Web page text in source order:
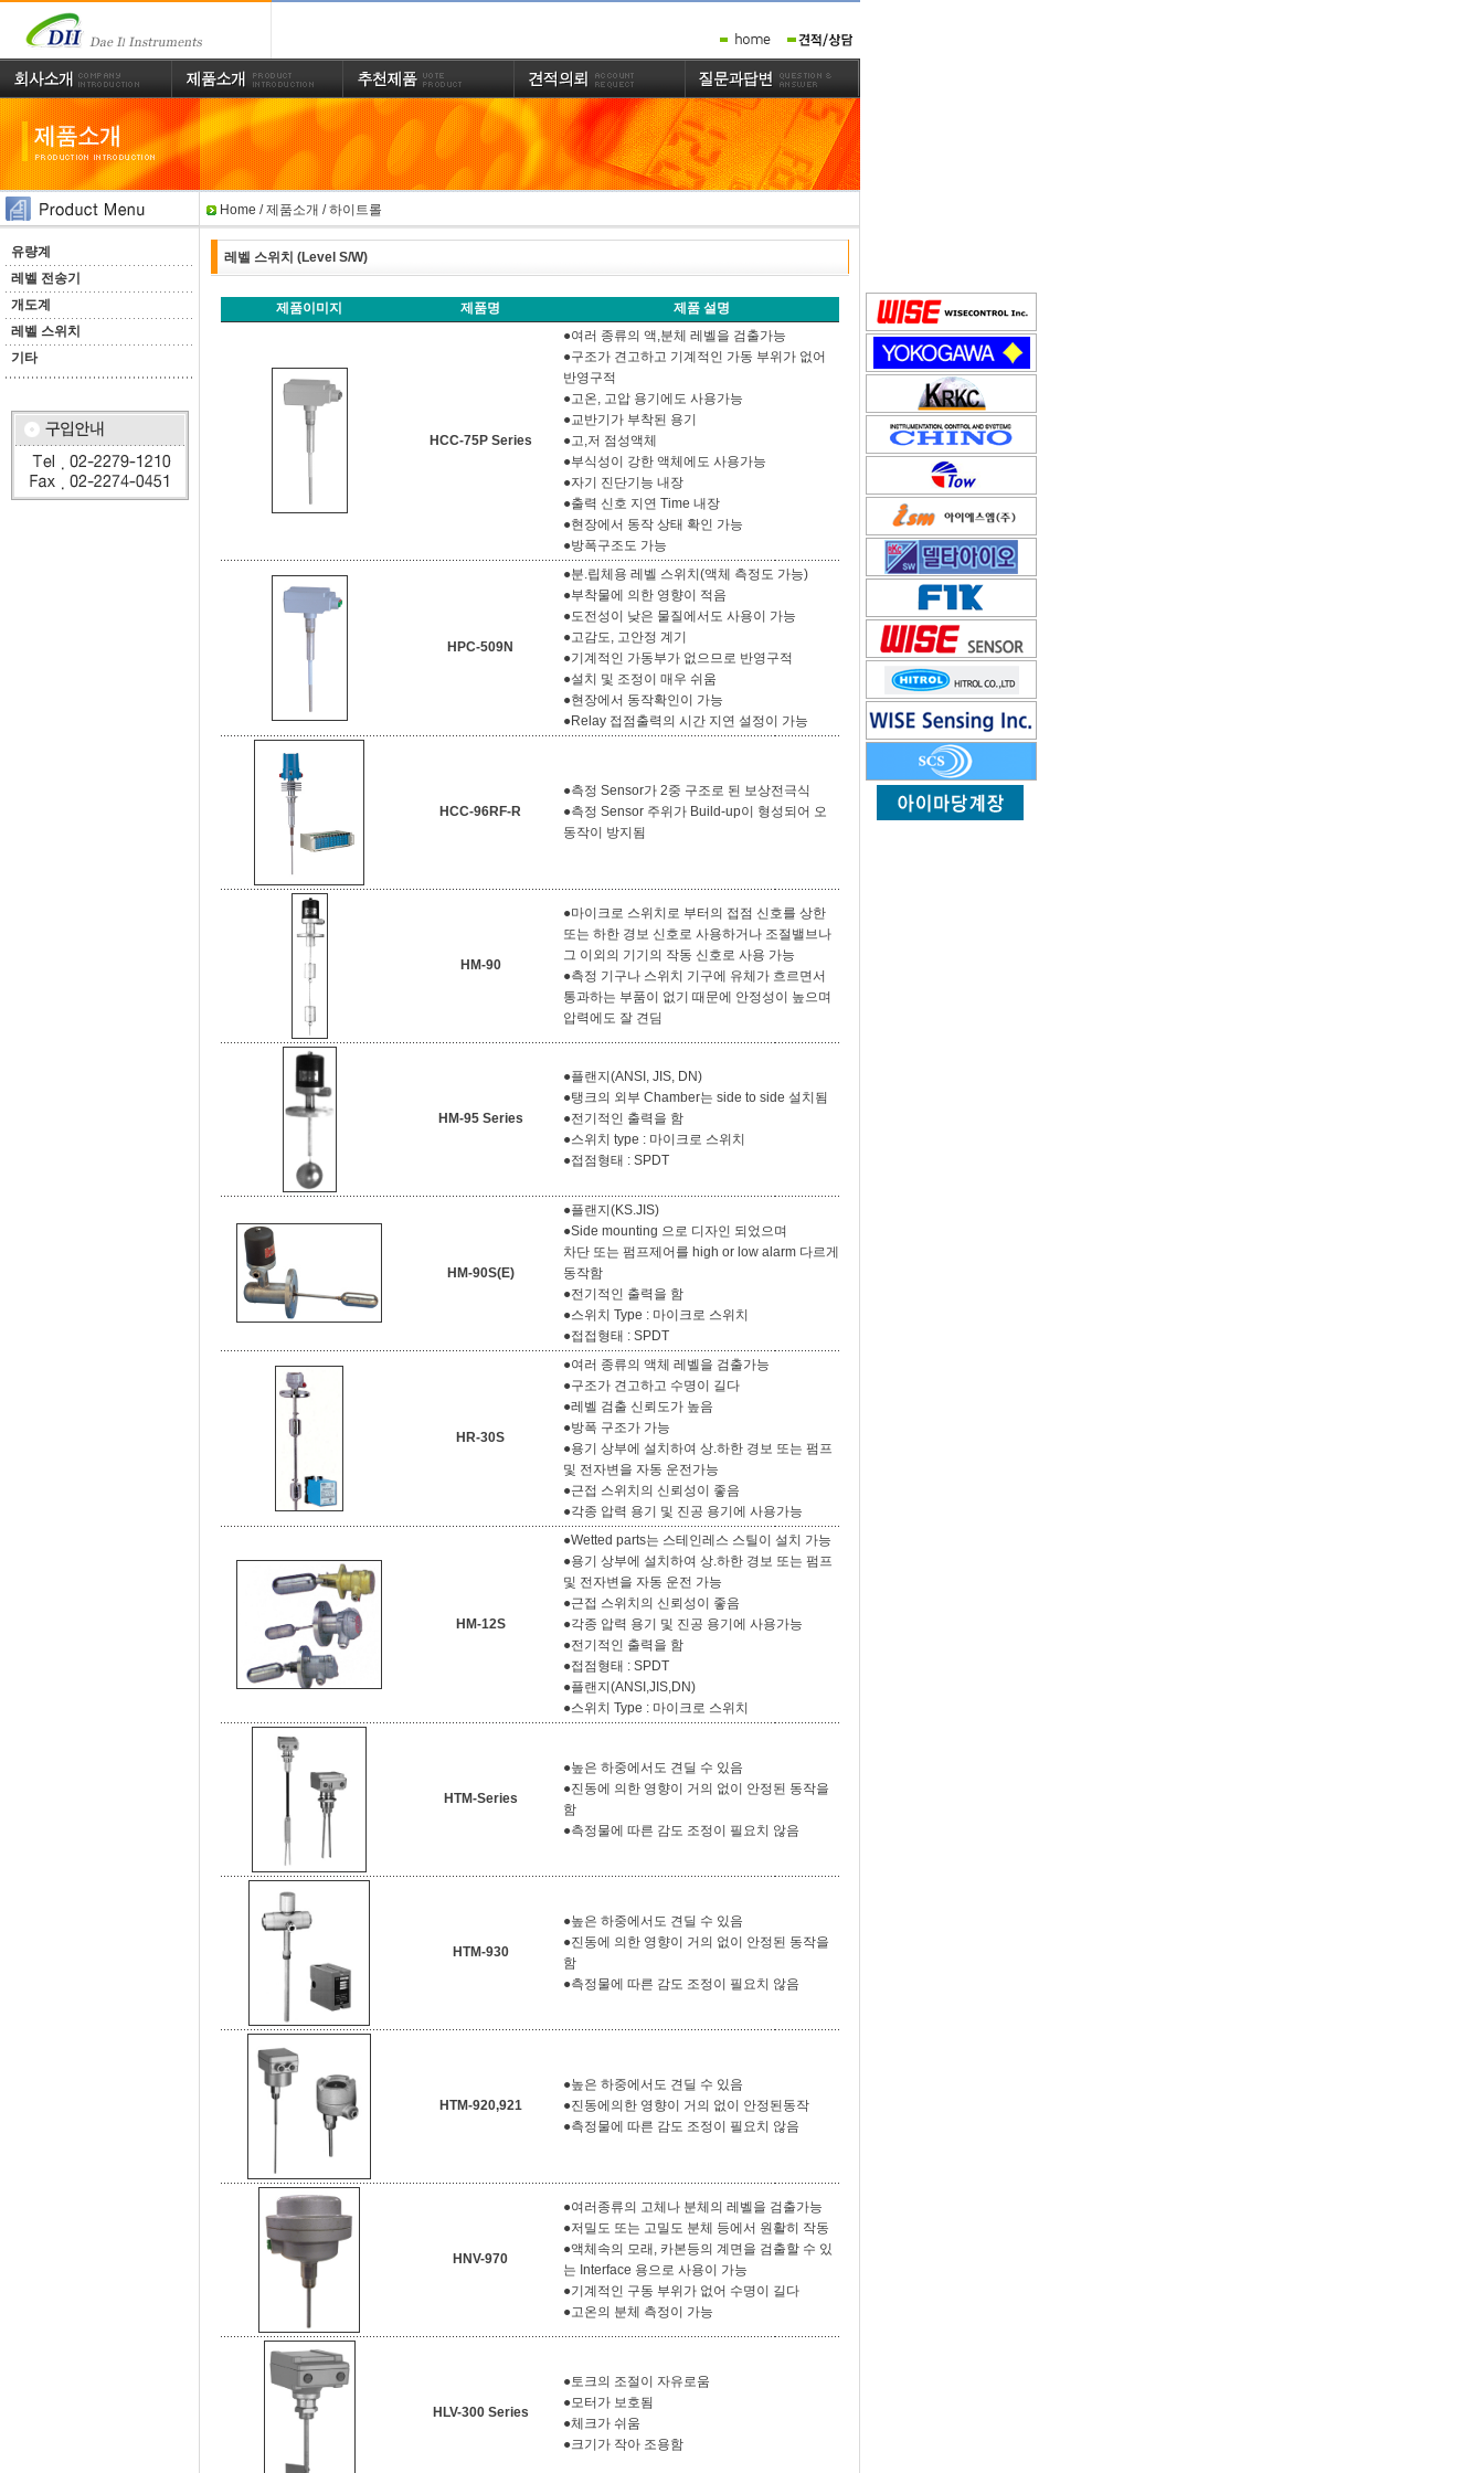
Home / 제품소개 / 하이트롤
유량계
레벨 전송기
개도계
레벨 스위치
기타
레벨 스위치 (Level S/W)
제품이미지 제품명 제품 설명
HCC-75P Series
●여러 종류의 액,분체 레벨을 검출가능
●구조가 견고하고 기계적인 가동 부위가 없어
반영구적
●고온, 고압 용기에도 사용가능
●교반기가 부착된 용기
●고,저 점성액체
●부식성이 강한 액체에도 사용가능
●자기 진단기능 내장
●출력 신호 지연 Time 내장
●현장에서 동작 상태 확인 가능
●방폭구조도 가능
HPC-509N
●분.립체용 레벨 스위치(액체 측정도 가능)
●부착물에 의한 영향이 적음
●도전성이 낮은 물질에서도 사용이 가능
●고감도, 고안정 계기
●기계적인 가동부가 없으므로 반영구적
●설치 및 조정이 매우 쉬움
●현장에서 동작확인이 가능
●Relay 접점출력의 시간 지연 설정이 가능
HCC-96RF-R
●측정 Sensor가 2중 구조로 된 보상전극식
●측정 Sensor 주위가 Build-up이 형성되어 오
동작이 방지됨
HM-90
●마이크로 스위치로 부터의 접점 신호를 상한
또는 하한 경보 신호로 사용하거나 조절밸브나
그 이외의 기기의 작동 신호로 사용 가능
●측정 기구나 스위치 기구에 유체가 흐르면서
통과하는 부품이 없기 때문에 안정성이 높으며
압력에도 잘 견딤
HM-95 Series
●플랜지(ANSI, JIS, DN)
●탱크의 외부 Chamber는 side to side 설치됨
●전기적인 출력을 함
●스위치 type : 마이크로 스위치
●접점형태 : SPDT
HM-90S(E)
●플랜지(KS.JIS)
●Side mounting 으로 디자인 되었으며
차단 또는 펌프제어를 high or low alarm 다르게
동작함
●전기적인 출력을 함
●스위치 Type : 마이크로 스위치
●접접형태 : SPDT
HR-30S
●여러 종류의 액체 레벨을 검출가능
●구조가 견고하고 수명이 길다
●레벨 검출 신뢰도가 높음
●방폭 구조가 가능
●용기 상부에 설치하여 상.하한 경보 또는 펌프
및 전자변을 자동 운전가능
●근접 스위치의 신뢰성이 좋음
●각종 압력 용기 및 진공 용기에 사용가능
HM-12S
●Wetted parts는 스테인레스 스틸이 설치 가능
●용기 상부에 설치하여 상.하한 경보 또는 펌프
및 전자변을 자동 운전 가능
●근접 스위치의 신뢰성이 좋음
●각종 압력 용기 및 진공 용기에 사용가능
●전기적인 출력을 함
●접점형태 : SPDT
●플랜지(ANSI,JIS,DN)
●스위치 Type : 마이크로 스위치
HTM-Series
●높은 하중에서도 견딜 수 있음
●진동에 의한 영향이 거의 없이 안정된 동작을
함
●측정물에 따른 감도 조정이 필요치 않음
HTM-930
●높은 하중에서도 견딜 수 있음
●진동에 의한 영향이 거의 없이 안정된 동작을
함
●측정물에 따른 감도 조정이 필요치 않음
HTM-920,921
●높은 하중에서도 견딜 수 있음
●진동에의한 영향이 거의 없이 안정된동작
●측정물에 따른 감도 조정이 필요치 않음
HNV-970
●여러종류의 고체나 분체의 레벨을 검출가능
●저밀도 또는 고밀도 분체 등에서 원활히 작동
●액체속의 모래, 카본등의 계면을 검출할 수 있
는 Interface 용으로 사용이 가능
●기계적인 구동 부위가 없어 수명이 길다
●고온의 분체 측정이 가능
HLV-300 Series
●토크의 조절이 자유로움
●모터가 보호됨
●체크가 쉬움
●크기가 작아 조용함